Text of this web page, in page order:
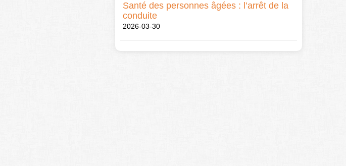
Santé des personnes âgées : l’arrêt de la
conduite
2026-03-30